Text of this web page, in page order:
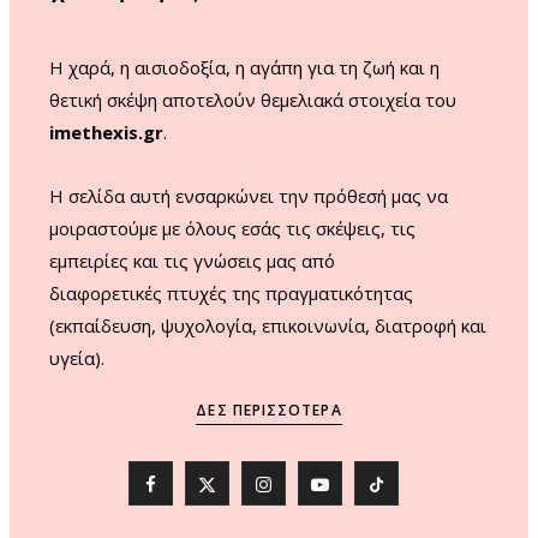
Η χαρά, η αισιοδοξία, η αγάπη για τη ζωή και η
θετική σκέψη αποτελούν θεμελιακά στοιχεία του
imethexis.gr.
H σελίδα αυτή ενσαρκώνει την πρόθεσή μας να
μοιραστούμε με όλους εσάς τις σκέψεις, τις
εμπειρίες και τις γνώσεις μας από
διαφορετικές πτυχές της πραγματικότητας
(εκπαίδευση, ψυχολογία, επικοινωνία, διατροφή και
υγεία).
ΔΕΣ ΠΕΡΙΣΣΌΤΕΡΑ
F
X
I
Y
T